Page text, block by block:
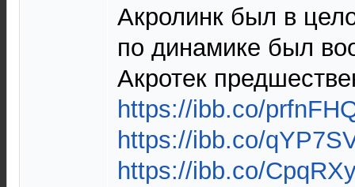
Акролинк был в
по динамике был
Акротек
https://ibb.co/
https://ibb.co/
https://ibb.co/